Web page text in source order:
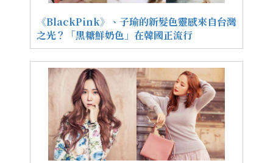
《BlackPink》、子瑜的新髮色靈感來自台灣
之光？「黑糖鮮奶色」在韓國正流行